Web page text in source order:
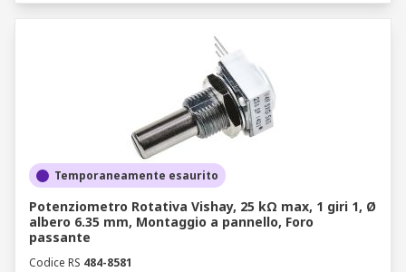
Temporaneamente esaurito
Potenziometro Rotativa Vishay, 25 kΩ max, 1 giri 1, Ø
albero 6.35 mm, Montaggio a pannello, Foro
passante
Codice RS 484-8581